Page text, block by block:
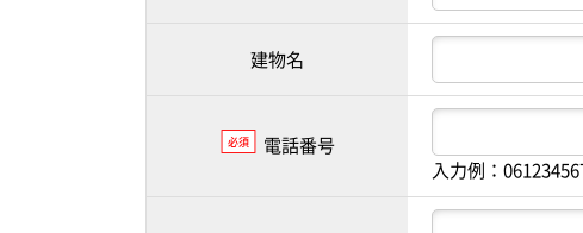
建物名
必須
電話番号
入力例：